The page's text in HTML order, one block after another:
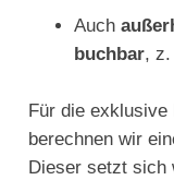
Auch
buchbar, z.
Für die exklusive
berechnen wir
Dieser setzt sich